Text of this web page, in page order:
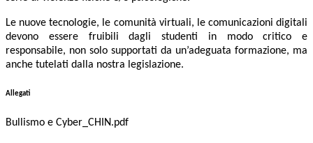
Le nuove tecnologie, le comunità virtuali, le comunicazioni digitali
devono essere fruibili dagli studenti in modo critico e
responsabile, non solo supportati da un’adeguata formazione, ma
anche tutelati dalla nostra legislazione.
Allegati
Bullismo e Cyber_CHIN.pdf